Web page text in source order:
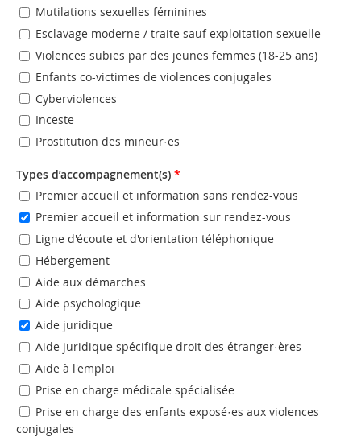
Mutilations sexuelles féminines
Esclavage moderne / traite sauf exploitation sexuelle
Violences subies par des jeunes femmes (18-25 ans)
Enfants co-victimes de violences conjugales
Cyberviolences
Inceste
Prostitution des mineur·es
Types d’accompagnement(s) *
Premier accueil et information sans rendez-vous
Premier accueil et information sur rendez-vous
Ligne d'écoute et d'orientation téléphonique
Hébergement
Aide aux démarches
Aide psychologique
Aide juridique
Aide juridique spécifique droit des étranger·ères
Aide à l'emploi
Prise en charge médicale spécialisée
Prise en charge des enfants exposé·es aux violences
conjugales